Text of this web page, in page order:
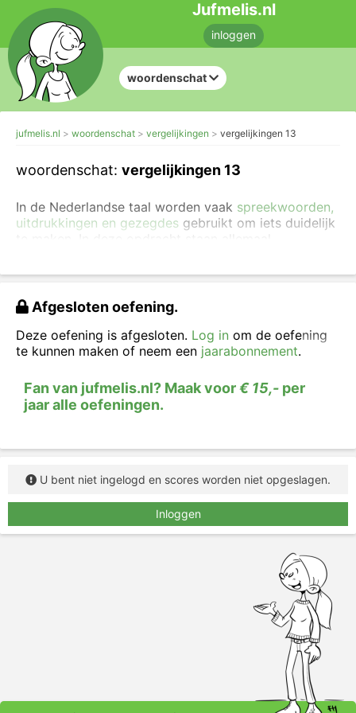
Jufmelis.nl
inloggen
woordenschat
jufmelis.nl woordenschat vergelijkingen vergelijkingen 13
woordenschat: vergelijkingen 13
In de Nederlandse taal worden vaak spreekwoorden,
uitdrukkingen en gezegdes gebruikt om iets duidelijk
uitdrukkingen kun je in een woordenboek kijken.
Sleep steeds het juiste woord in de vergelijking.
Afgesloten oefening.
Deze oefening is afgesloten. Log in om de oefening
te kunnen maken of neem een jaarabonnement.
Fan van jufmelis.nl? Maak voor€ 15,- per
jaar alle oefeningen.
U bent niet ingelogd en scores worden niet opgeslagen.
Inloggen